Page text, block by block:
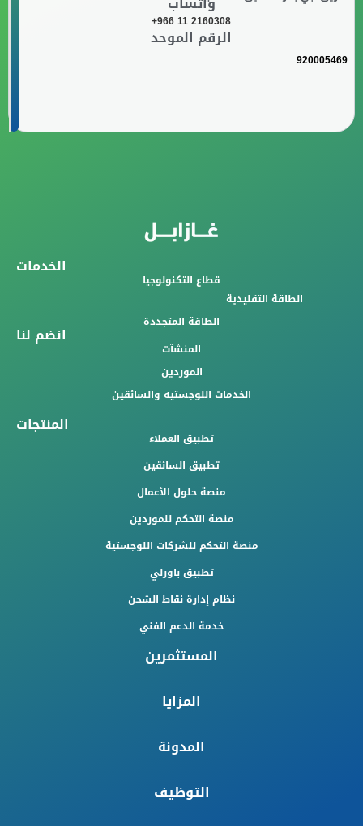
+966 11 2160308
الرقم الموحد
920005469
الخدمات
قطاع التكنولوجيا
الطاقة التقليدية
الطاقة المتجددة
انضم لنا
المنشآت
الموردين
الخدمات اللوجستيه والسائقين
المنتجات
تطبيق العملاء
تطبيق السائقين
منصة حلول الأعمال
منصة التحكم للموردين
منصة التحكم للشركات اللوجستية
تطبيق باورلي
نظام إدارة نقاط الشحن
خدمة الدعم الفني
المستثمرين
المزايا
المدونة
التوظيف